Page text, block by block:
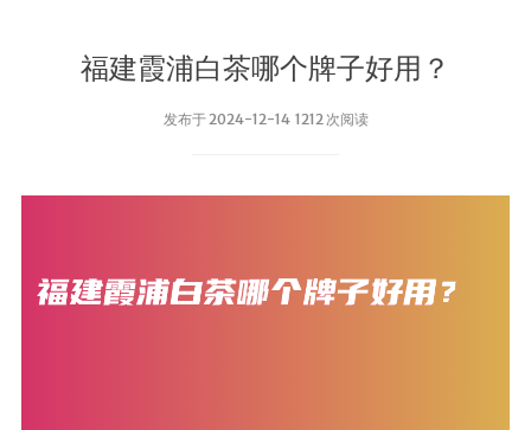
福建霞浦白茶哪个牌子好用？
发布于 2024-12-14 1212 次阅读
首页
茶品
饮茶技巧